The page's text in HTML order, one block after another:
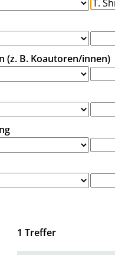
(z. B. Koautoren/innen)
1 Treffer